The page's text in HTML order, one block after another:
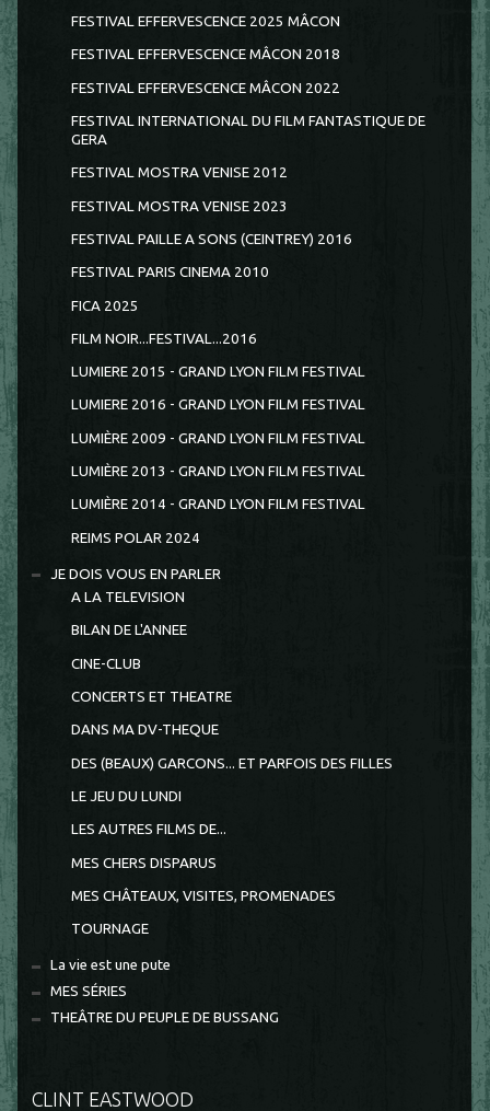
FESTIVAL EFFERVESCENCE 2025 MÂCON
FESTIVAL EFFERVESCENCE MÂCON 2018
FESTIVAL EFFERVESCENCE MÂCON 2022
FESTIVAL INTERNATIONAL DU FILM FANTASTIQUE DE
GERA
FESTIVAL MOSTRA VENISE 2012
FESTIVAL MOSTRA VENISE 2023
FESTIVAL PAILLE A SONS (CEINTREY) 2016
FESTIVAL PARIS CINEMA 2010
FICA 2025
FILM NOIR...FESTIVAL...2016
LUMIERE 2015 - GRAND LYON FILM FESTIVAL
LUMIERE 2016 - GRAND LYON FILM FESTIVAL
LUMIÈRE 2009 - GRAND LYON FILM FESTIVAL
LUMIÈRE 2013 - GRAND LYON FILM FESTIVAL
LUMIÈRE 2014 - GRAND LYON FILM FESTIVAL
REIMS POLAR 2024
JE DOIS VOUS EN PARLER
A LA TELEVISION
BILAN DE L'ANNEE
CINE-CLUB
CONCERTS ET THEATRE
DANS MA DV-THEQUE
DES (BEAUX) GARCONS... ET PARFOIS DES FILLES
LE JEU DU LUNDI
LES AUTRES FILMS DE...
MES CHERS DISPARUS
MES CHÂTEAUX, VISITES, PROMENADES
TOURNAGE
La vie est une pute
MES SÉRIES
THEÂTRE DU PEUPLE DE BUSSANG
CLINT EASTWOOD